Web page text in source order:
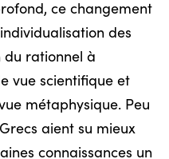
ce changement
des
du rationnel à
vue scientifique et
métaphysique. Peu
aient su mieux
connaissances un